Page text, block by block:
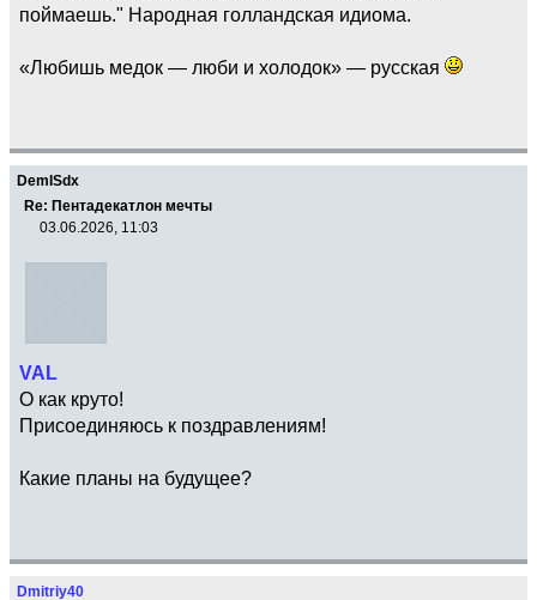
поймаешь." Народная голландская идиома.
«Любишь медок — люби и холодок» — русская
DemISdx
Re: Пентадекатлон мечты
03.06.2026, 11:03
VAL
О как круто!
Присоединяюсь к поздравлениям!
Какие планы на будущее?
Dmitriy40